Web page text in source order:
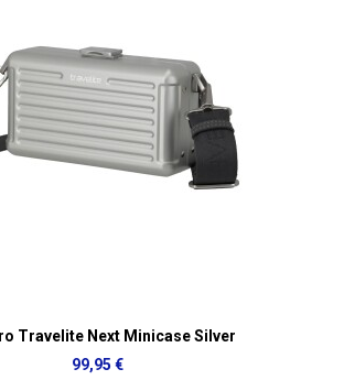
Travelite Next Minicase Silver
99,95 €